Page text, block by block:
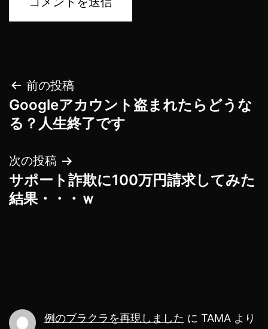
投
稿
ビ
ゲ
ン
前の投稿
Googleアカウント盗まれたらどうな
る？人生終了です
次の投稿
サポート詐欺に100万円請求してみた
結果・・・ｗ
例のブラクラを再現しました に TAMAより